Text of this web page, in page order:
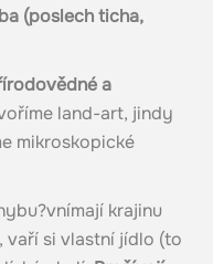
(poslech ticha,
a
land-art, jindy
mikroskopické
krajinu
vaří si vlastní jídlo (to